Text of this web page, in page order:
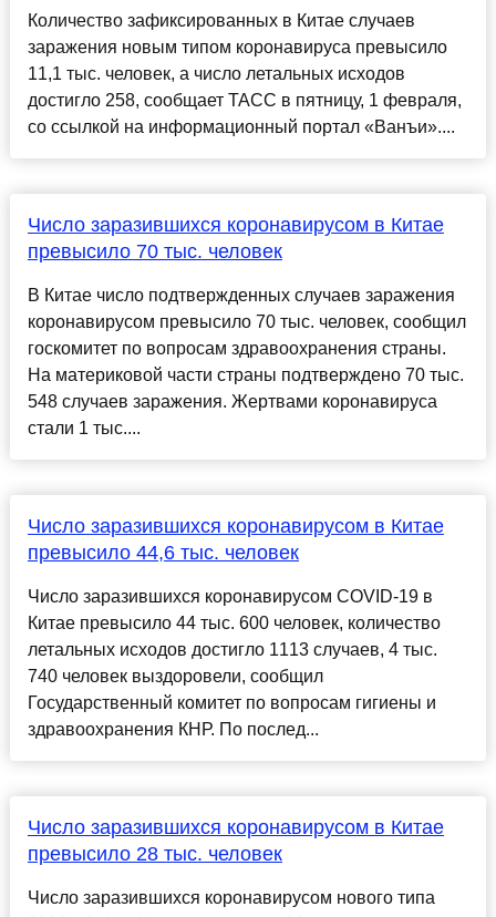
Количество зафиксированных в Китае случаев
заражения новым типом коронавируса превысило
11,1 тыс. человек, а число летальных исходов
достигло 258, сообщает ТАСС в пятницу, 1 февраля,
со ссылкой на информационный портал «Ванъи»....
Число заразившихся коронавирусом в Китае
превысило 70 тыс. человек
В Китае число подтвержденных случаев заражения
коронавирусом превысило 70 тыс. человек, сообщил
госкомитет по вопросам здравоохранения страны.
На материковой части страны подтверждено 70 тыс.
548 случаев заражения. Жертвами коронавируса
стали 1 тыс....
Число заразившихся коронавирусом в Китае
превысило 44,6 тыс. человек
Число заразившихся коронавирусом COVID-19 в
Китае превысило 44 тыс. 600 человек, количество
летальных исходов достигло 1113 случаев, 4 тыс.
740 человек выздоровели, сообщил
Государственный комитет по вопросам гигиены и
здравоохранения КНР. По послед...
Число заразившихся коронавирусом в Китае
превысило 28 тыс. человек
Число заразившихся коронавирусом нового типа